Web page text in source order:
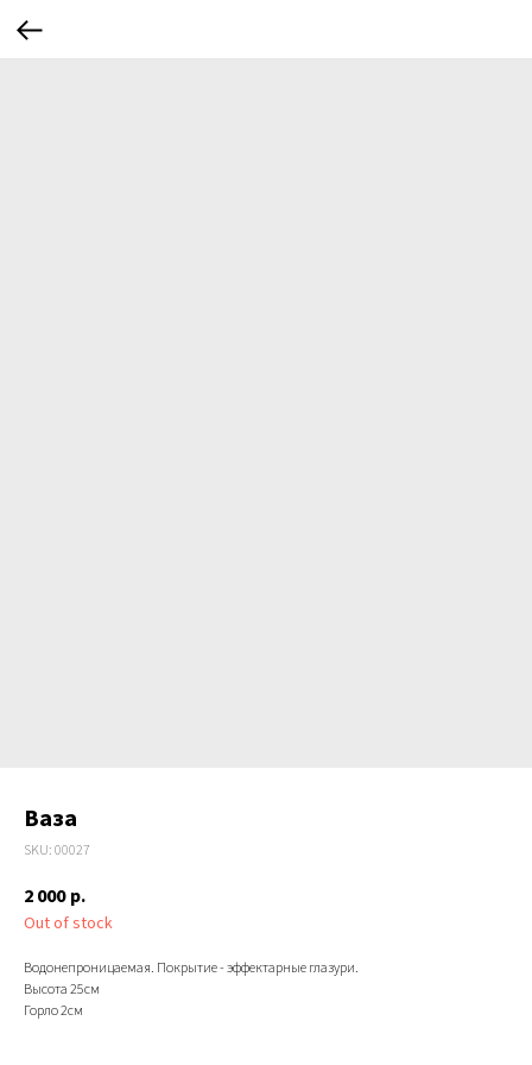
Ваза
SKU:00027
2 000 р.
Out of stock
Водонепроницаемая. Покрытие - эффектарные глазури.
Высота 25см
Горло 2см